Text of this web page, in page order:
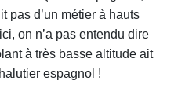
pas d’un métier à hauts
on n’a pas entendu dire
à très basse altitude ait
espagnol !